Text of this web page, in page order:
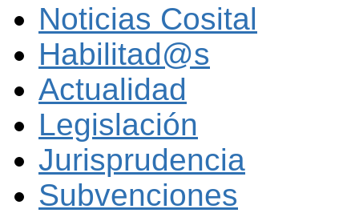
Noticias Cosital
Habilitad@s
Actualidad
Legislación
Jurisprudencia
Subvenciones